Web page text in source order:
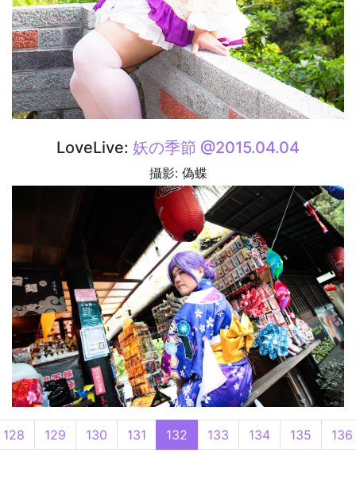
LoveLive: 妖の季節 @2015.04.04
攝影: 偽蝶
128 129 130 131 132 133 134 135 136